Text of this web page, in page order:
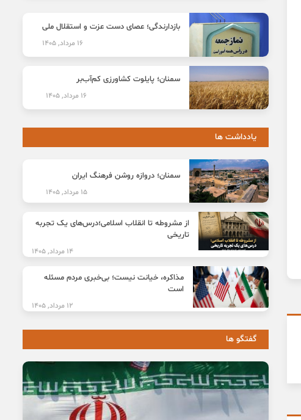
بازدارندگی؛ عصای دست عزت و استقلال ملی
16 مرداد, 1405
سمنان؛ پایلوت کشاورزی کم‌آب‌بر
16 مرداد, 1405
یادداشت ها
سمنان؛ دروازه روشن فرهنگ ایران
15 مرداد, 1405
از مشروطه تا انقلاب اسلامی؛درس‌های یک تجربه
تاریخی
14 مرداد, 1405
مذاکره، خیانت نیست؛ بی‌خبری مردم مسئله
است
12 مرداد, 1405
گفتگو ها